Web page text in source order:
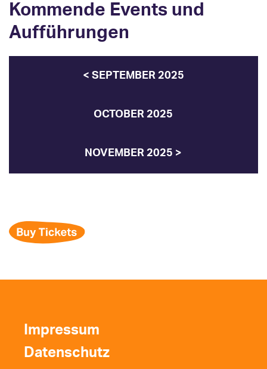
Kommende Events und
Aufführungen
< SEPTEMBER 2025
OCTOBER 2025
NOVEMBER 2025 >
Impressum
Datenschutz